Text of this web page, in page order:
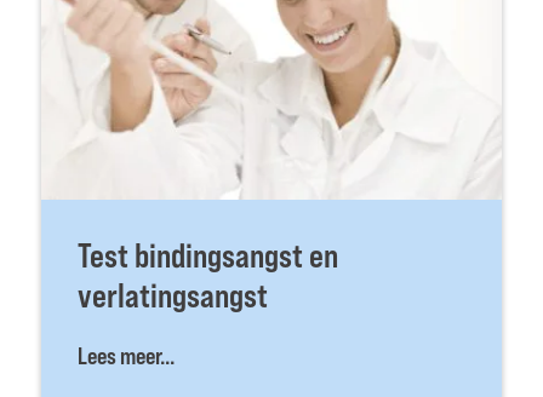
Test bindingsangst en
verlatingsangst
Lees meer...